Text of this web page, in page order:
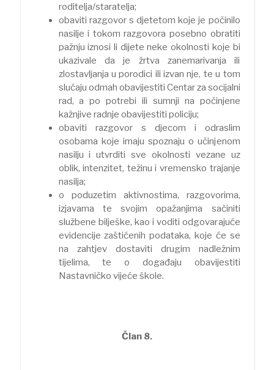
roditelja/staratelja;
obaviti razgovor s djetetom koje je počinilo
nasilje i tokom razgovora posebno obratiti
pažnju iznosi li dijete neke okolnosti koje bi
ukazivale da je žrtva zanemarivanja ili
zlostavljanja u porodici ili izvan nje, te u tom
slučaju odmah obavijestiti Centar za socijalni
rad, a po potrebi ili sumnji na počinjene
kažnjive radnje obavijestiti policiju;
obaviti razgovor s djecom i odraslim
osobama koje imaju spoznaju o učinjenom
nasilju i utvrditi sve okolnosti vezane uz
oblik, intenzitet, težinu i vremensko trajanje
nasilja;
o poduzetim aktivnostima, razgovorima,
izjavama te svojim opažanjima sačiniti
službene bilješke, kao i voditi odgovarajuće
evidencije zaštićenih podataka, koje će se
na zahtjev dostaviti drugim nadležnim
tijelima, te o događaju obavijestiti
Nastavničko vijeće škole.
Član 8.